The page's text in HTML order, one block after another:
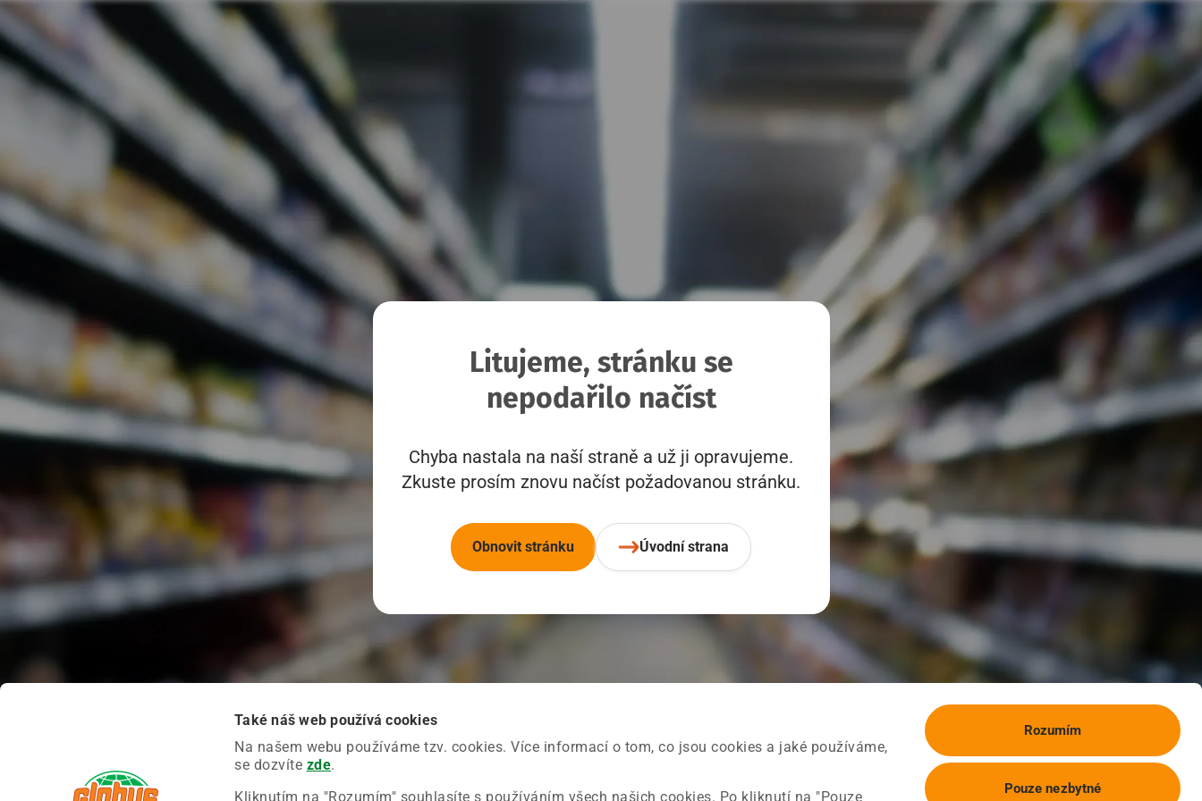
Také náš web používá cookies
Na našem webu používáme tzv. cookies. Více informací o tom, co jsou cookies a jaké používáme,
se dozvíte zde.
Kliknutím na "Rozumím" souhlasíte s používáním všech našich cookies. Po kliknutí na "Pouze
Rozumím
Pouze nezbytné
Litujeme, stránku se
nepodařilo načíst
Chyba nastala na naší straně a už ji opravujeme.
Zkuste prosím znovu načíst požadovanou stránku.
Obnovit stránku Úvodní strana